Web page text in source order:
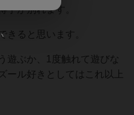
手が別れます。
きると思います。
遊ぶか、1度触れて遊びな
ール好きとしてはこれ以上